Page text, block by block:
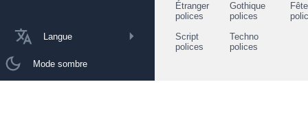
Langue
Mode sombre
Étranger
polices
Gothique
polices
Script
polices
Techno
polices